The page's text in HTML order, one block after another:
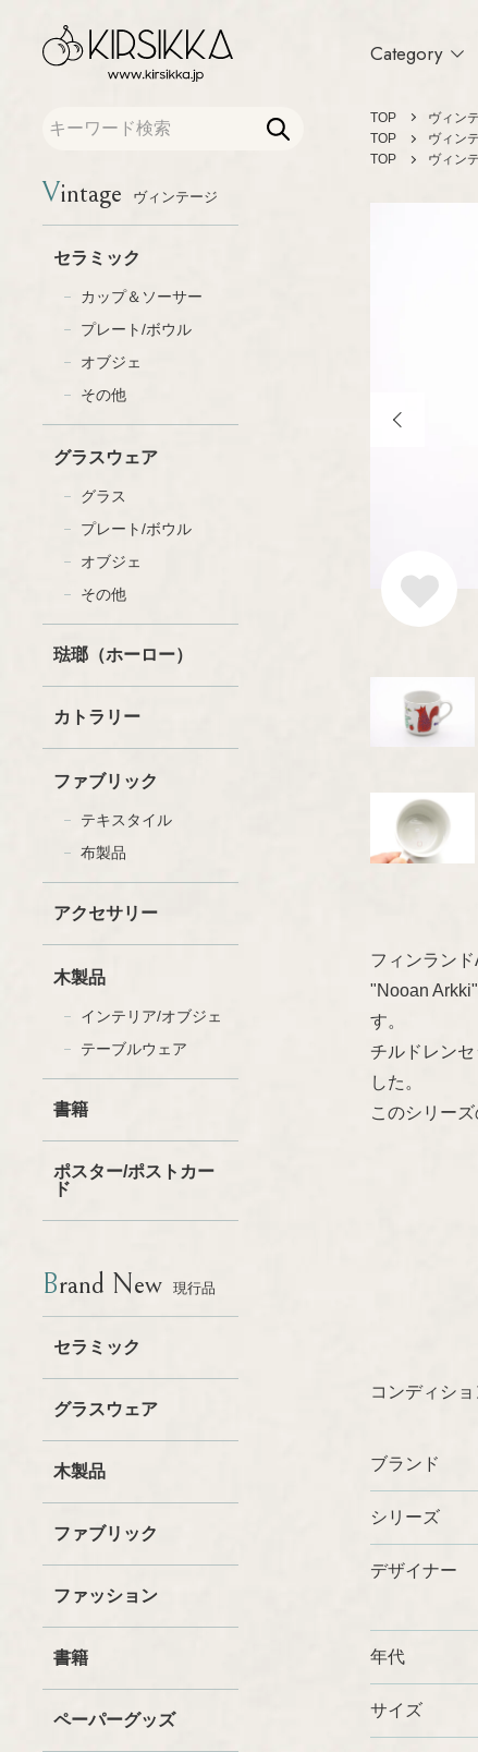
Category
カップ＆ソーサー
プレート/ボウル
オブジェ
グラス
プレート/ボウル
オブジェ
琺瑯（ホーロー）
セラミック
グラスウェア
木製品
ファッション
その他
Vintage ヴィンテージ
セラミック
カップ＆ソーサー
プレート/ボウル
オブジェ
その他
グラスウェア
グラス
プレート/ボウル
オブジェ
その他
琺瑯（ホーロー）
カトラリー
ファブリック
テキスタイル
布製品
アクセサリー
木製品
インテリア/オブジェ
テーブルウェア
書籍
ポスター/ポストカー
ド
Brand New 現行品
セラミック
グラスウェア
木製品
ファブリック
ファッション
書籍
ペーパーグッズ
TOP ヴィン
TOP
ヴィン
TOP
ヴィン
フィンラン
"Nooan
す。
チルドレン
した。
このシリー
コンディシ
ブランド
シリーズ
デザイナー
年代
サイズ